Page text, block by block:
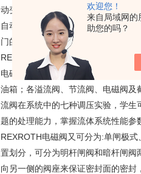
欢迎您！
来自局域网的
助您的吗？
动变化阻力系数，在一定的压差范
自动关小的动作能够保持流量不增
门的正常工作范围时，它毕竟不能提
REXROTH电磁阀调压实验装置，包
电磁换向阀相间串联形成主回路，
油箱；各溢流阀、节流阀、电磁阀
流阀在系统中的七种调压实验，学
题的处理能力，掌握流体系统性能参
REXROTH电磁阀又可分为:单闸极
置划分，可分为明杆闸阀和暗杆闸
向另一侧的阀座来保证密封面的密